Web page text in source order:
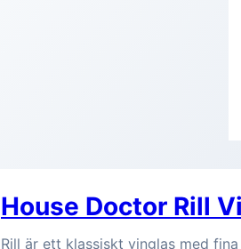
House Doctor Rill
Rill är ett klassiskt vinglas med